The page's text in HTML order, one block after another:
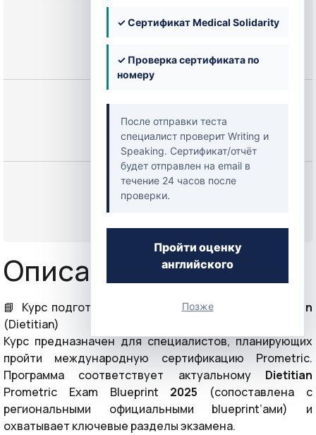
✓ Сертификат Medical Solidarity
✓ Проверка сертификата по
номеру
После отправки теста
специалист проверит Writing и
Speaking. Сертификат/отчёт
будет отправлен на email в
течение 24 часов после
проверки.
Пройти оценку
английского
Позже
Текущее состояние
250,00 $
Начать
или Войти
Описание курса
📘 Курс подготовки к экзамену Prometric по
Dietician
(Dietitian)
Курс предназначен для специалистов, планирующих
пройти международную сертификацию Prometric.
Программа соответствует актуальному Dietitian
Prometric Exam Blueprint 2025 (сопоставлена с
региональными официальными blueprint’ами) и
охватывает ключевые разделы экзамена.